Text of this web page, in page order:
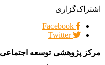
اشتراک‌گزاری
Facebook
Twitter
مرکز پژوهشی توسعه اجتماعی